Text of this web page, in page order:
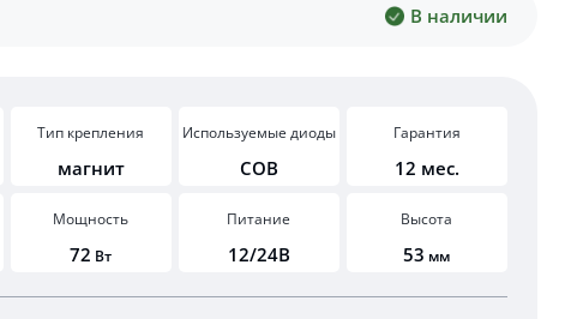
В наличии
Тип крепления
магнит
Используемые диоды
COB
Гарантия
12 мес.
Мощность
72 Вт
Питание
12/24В
Высота
53 мм